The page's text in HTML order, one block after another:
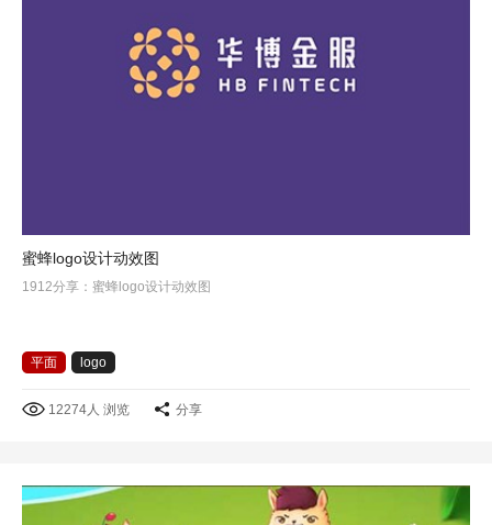
蜜蜂logo设计动效图
1912分享：蜜蜂logo设计动效图
平面 logo
12274人 浏览 分享